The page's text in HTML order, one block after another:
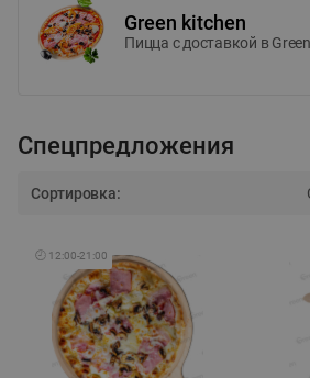
Green kitchen
Пицца c доставкой в Green
Спецпредложения
Сортировка:
🕘 12:00-21:00